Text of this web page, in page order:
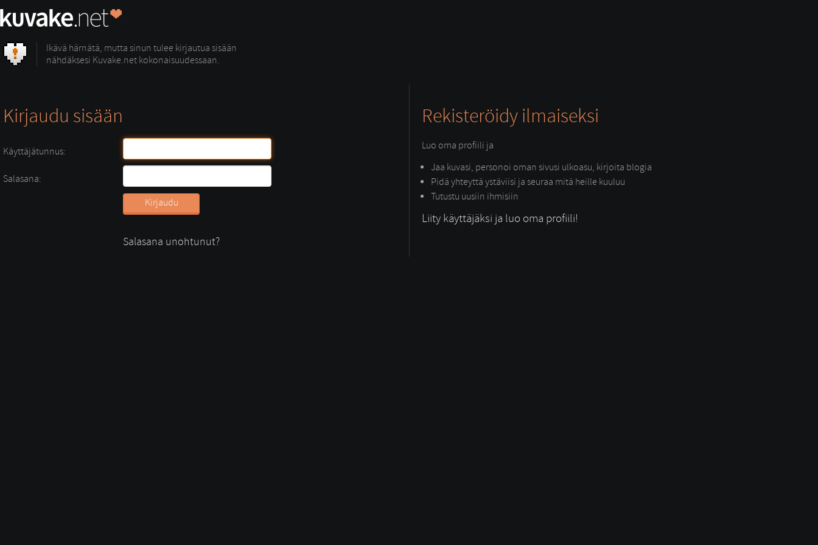
Ikävä härnätä, mutta sinun tulee kirjautua sisään
nähdäksesi Kuvake.net kokonaisuudessaan.
Kirjaudu sisään
Käyttäjätunnus:
Salasana:
Salasana unohtunut?
Rekisteröidy ilmaiseksi
Luo oma profiili ja
Jaa kuvasi, personoi oman sivusi ulkoasu, kirjoita blogia
Pidä yhteyttä ystäviisi ja seuraa mitä heille kuuluu
Tutustu uusiin ihmisiin
Liity käyttäjäksi ja luo oma profiili!